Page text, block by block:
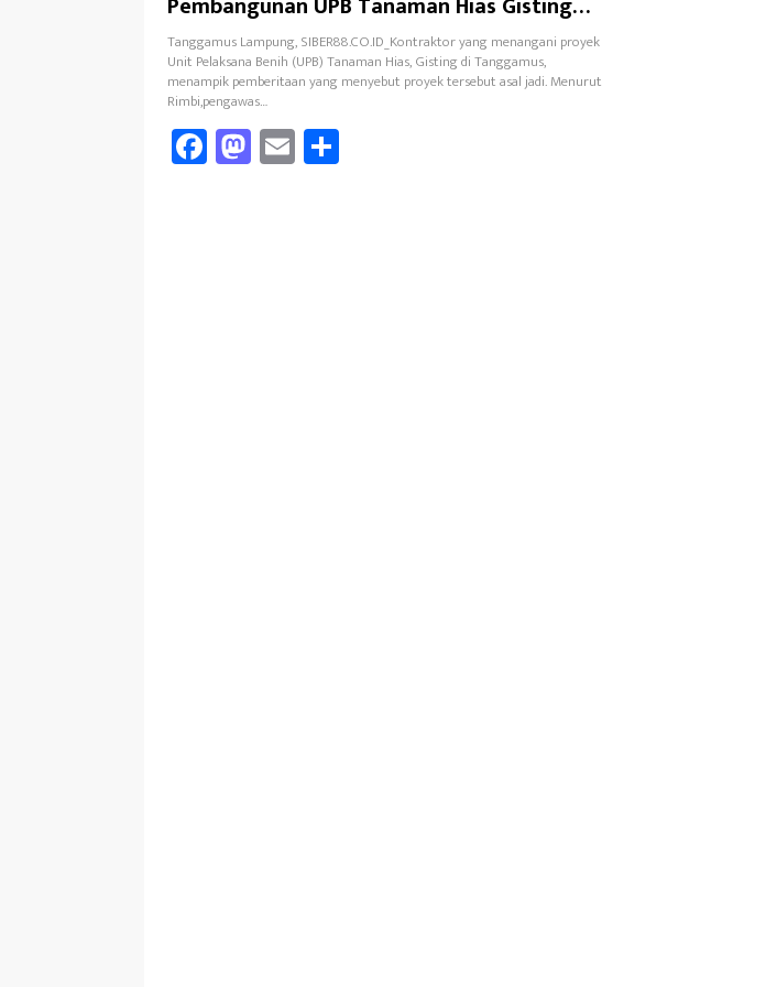
Tegaskan Sudah Sesuai Spek Teknis
Tanggamus Lampung, SIBER88.CO.ID_Kontraktor yang menangani proyek
Unit Pelaksana Benih (UPB) Tanaman Hias, Gisting di Tanggamus,
menampik pemberitaan yang menyebut proyek tersebut asal jadi. Menurut
Rimbi,pengawas…
Fa
ce
M
as
E
m